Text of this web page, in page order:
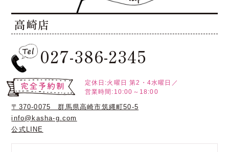
高崎店
027-386-2345
定休日:火曜日 第2・4水曜日／
営業時間:10:00～18:00
〒370-0075 群馬県高崎市筑縄町50-5
info@kasha-g.com
公式LINE